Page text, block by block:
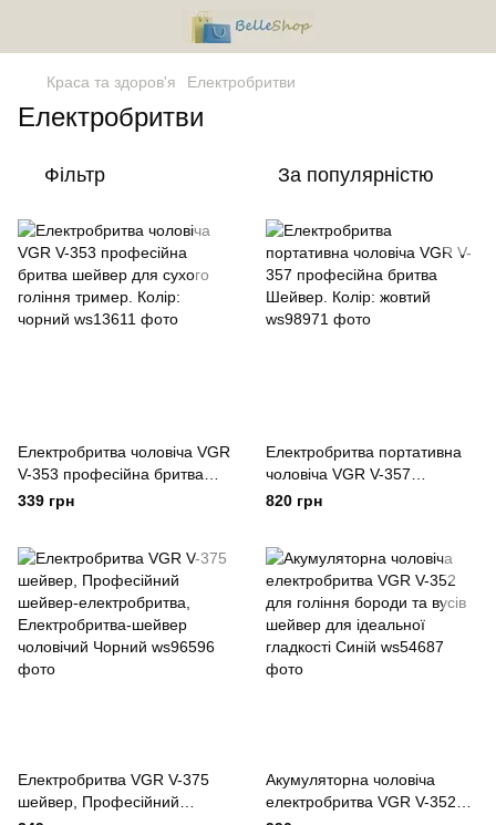
Краса та здоров'я Електробритви
Електробритви
Фільтр За популярністю
Електробритва чоловіча VGR
V-353 професійна бритва
шейвер для сухого гоління
339 грн
Електробритва портативна
чоловіча VGR V-357
професійна бритва Шейвер.
820 грн
Електробритва VGR V-375
шейвер, Професійний
Акумуляторна чоловіча
електробритва VGR V-352